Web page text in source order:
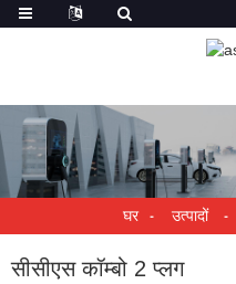
घर उत्पादों
सीसीएस कॉम्बो 2 प्लग